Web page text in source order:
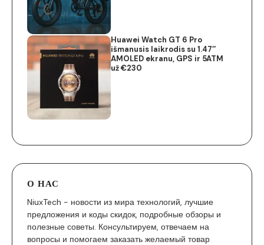
Huawei Watch GT 6 Pro
išmanusis laikrodis su 1.47″
AMOLED ekranu, GPS ir 5ATM
už €230
О НАС
NiuxTech - новости из мира технологий, лучшие
предложения и коды скидок, подробные обзоры и
полезные советы. Консультируем, отвечаем на
вопросы и помогаем заказать желаемый товар